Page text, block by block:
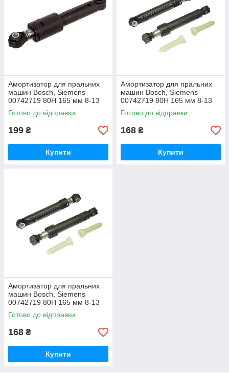
Амортизатор для пральних
машин Bosch, Siemens
00742719 80Н 165 мм 8-13
мм 673541
Готово до відправки
199 ₴
Купити
Амортизатор для пральних
машин Bosch, Siemens
00742719 80Н 165 мм 8-13
мм 673541
Готово до відправки
168 ₴
Купити
Амортизатор для пральних
машин Bosch, Siemens
00742719 80Н 165 мм 8-13
мм 673541
Готово до відправки
168 ₴
Купити